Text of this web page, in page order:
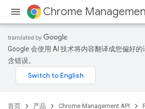
Chrome
Google 会使用 AI 技术将内容翻译成您偏好
含错误。
首页 产品 Chrome Management API